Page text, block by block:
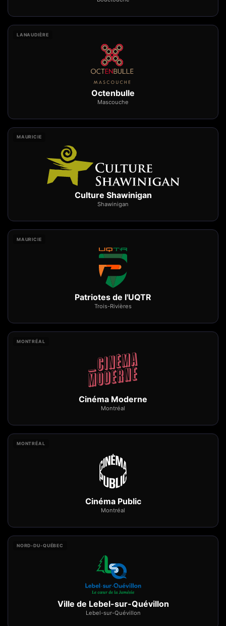
LANAUDIÈRE
Octenbulle
Mascouche
MAURICIE
Culture Shawinigan
Shawinigan
MAURICIE
Patriotes de l'UQTR
Trois-Rivières
MONTRÉAL
Cinéma Moderne
Montréal
MONTRÉAL
Cinéma Public
Montréal
NORD-DU-QUÉBEC
Ville de Lebel-sur-Quévillon
Lebel-sur-Quévillon